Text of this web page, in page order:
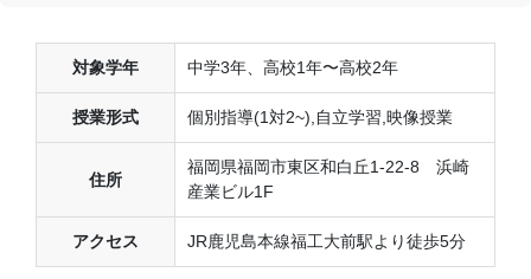
対象学年 中学3年、高校1年〜高校2年
授業形式 個別指導(1対2~),自立学習,映像授業
住所
福岡県福岡市東区和白丘1-22-8 浜崎
産業ビル1F
アクセス JR鹿児島本線福工大前駅より徒歩5分